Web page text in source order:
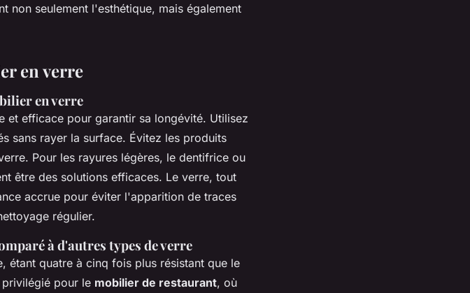
non seulement l'esthétique, mais également
en verre
en verre
et efficace pour garantir sa longévité. Utilisez
sans rayer la surface. Évitez les produits
Pour les rayures légères, le dentifrice ou
être des solutions efficaces. Le verre, tout
accrue pour éviter l'apparition de traces
régulier.
à d'autres types de verre
étant quatre à cinq fois plus résistant que le
pour le mobilier de restaurant, où